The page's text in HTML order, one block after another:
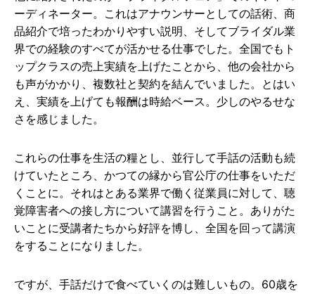
ーディネーター。これはアナウンサーとしての話術、商
品紹介で培ったわかりやすい説明、そしてブライダル業
界での経験のすべてが活かせる仕事でした。全国でもト
ップクラスの売上実績を上げたことから、他の会社から
も声がかかり、複数社と契約を結んでいました。とはい
え、実績を上げても報酬は時給ベース。少しのやるせな
さを感じました。
これらの仕事を生活の糧とし、並行して手話の活動も続
けていたところ、かつての縁から官公庁の仕事をいただ
くことに。それはとある業界で働く従業員に対して、聴
覚障害者への接し方について講習を行うこと。ありがた
いことに受講者たちから好評を博し、全国を回って講演
をすることになりました。
ですが、手話だけで食べていくのは難しいもの。60歳を